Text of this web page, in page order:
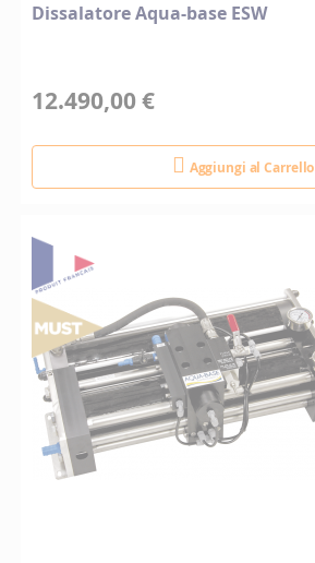
Dissalatore Aqua-base ESW
12.490,00 €
Aggiungi al Carrello